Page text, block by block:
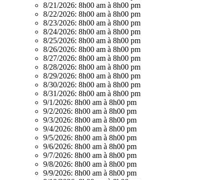
8/21/2026: 8h00 am à 8h00 pm
8/22/2026: 8h00 am à 8h00 pm
8/23/2026: 8h00 am à 8h00 pm
8/24/2026: 8h00 am à 8h00 pm
8/25/2026: 8h00 am à 8h00 pm
8/26/2026: 8h00 am à 8h00 pm
8/27/2026: 8h00 am à 8h00 pm
8/28/2026: 8h00 am à 8h00 pm
8/29/2026: 8h00 am à 8h00 pm
8/30/2026: 8h00 am à 8h00 pm
8/31/2026: 8h00 am à 8h00 pm
9/1/2026: 8h00 am à 8h00 pm
9/2/2026: 8h00 am à 8h00 pm
9/3/2026: 8h00 am à 8h00 pm
9/4/2026: 8h00 am à 8h00 pm
9/5/2026: 8h00 am à 8h00 pm
9/6/2026: 8h00 am à 8h00 pm
9/7/2026: 8h00 am à 8h00 pm
9/8/2026: 8h00 am à 8h00 pm
9/9/2026: 8h00 am à 8h00 pm